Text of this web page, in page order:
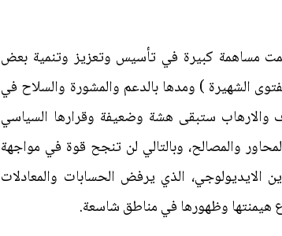
مساهمة كبيرة في تأسيس وتعزيز وتنمية بعض
الشهيرة ) ومدها بالدعم والمشورة والسلاح في
والارهاب ستبقى هشة وضعيفة وقرارها السياسي
والمصالح، وبالتالي لن تنجح قوة في مواجهة
الايديولوجي، الذي يرفض الحسابات والمعادلات
هيمنتها وظهورها في مناطق شاسعة.